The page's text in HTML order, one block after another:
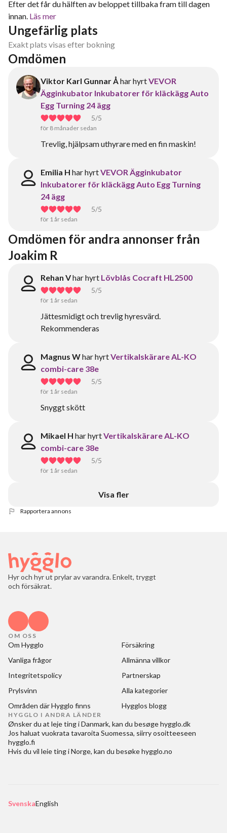
Efter det får du hälften av beloppet tillbaka fram till dagen
innan. Läs mer
Ungefärlig plats
Exakt plats visas efter bokning
Omdömen
Viktor Karl Gunnar Åhar hyrtVEVOR
Ägginkubator Inkubatorer för kläckägg Auto
Egg Turning 24 ägg
5/5
för 8 månader sedan
Trevlig, hjälpsam uthyrare med en fin maskin!
Emilia H har hyrtVEVOR Ägginkubator
Inkubatorer för kläckägg Auto Egg Turning
24 ägg
5/5
för 1 år sedan
Omdömen för andra annonser från
Joakim R
Rehan Vhar hyrt Lövblås Cocraft HL2500
5/5
för 1 år sedan
Jättesmidigt och trevlig hyresvärd.
Rekommenderas
Magnus Whar hyrtVertikalskärare AL-KO
combi-care 38e
5/5
för 1 år sedan
Snyggt skött
Mikael H har hyrtVertikalskärare AL-KO
combi-care 38e
5/5
för 1 år sedan
Visa fler
Rapportera annons
Hyr och hyr ut prylar av varandra. Enkelt, tryggt
och försäkrat.
OM OSS
Om Hygglo
Försäkring
Vanliga frågor
Allmänna villkor
Integritetspolicy
Partnerskap
Prylsvinn
Alla kategorier
Områden där Hygglo finns
Hygglos blogg
HYGGLO I ANDRA LÄNDER
Ønsker du at leje ting i Danmark, kan du besøgehygglo.dk
Jos haluat vuokrata tavaroita Suomessa, siirry osoitteeseen
hygglo.fi
Hvis du vil leie ting i Norge, kan du besøkehygglo.no
SvenskaEnglish